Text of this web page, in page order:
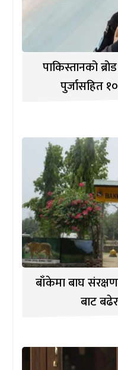
पाकिस्तानको
पुर्जासहित
बाँकेमा बाघ
बाट